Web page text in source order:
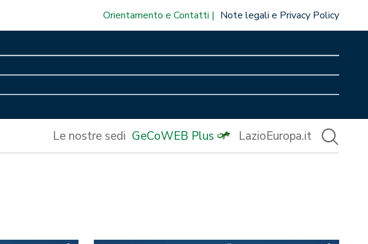
Orientamento e Contatti Note legali e Privacy Policy
Le nostre sedi GeCoWEB Plus LazioEuropa.it